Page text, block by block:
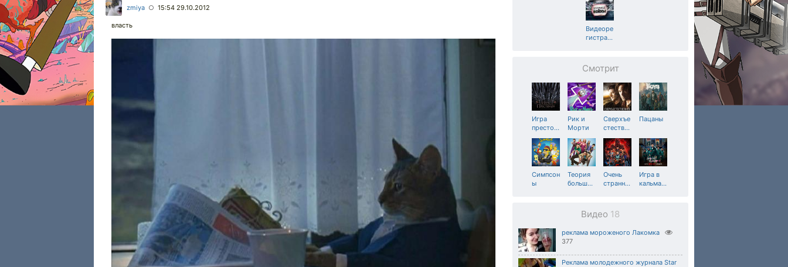
zmiya ○ 15:54 29.10.2012
власть
Видеоре
гистра…
Смотрит
Игра
престо…
Рик и
Морти
Сверхъе
стеств…
Пацаны
Симпсон
ы
Теория
больш…
Очень
странн…
Игра в
кальма…
Видео 18
реклама мороженого Лакомка
377
Реклама молодежного журнала Star